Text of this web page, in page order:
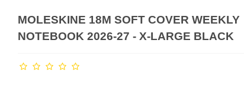
MOLESKINE 18M SOFT COVER WEEKLY
NOTEBOOK 2026-27 - X-LARGE BLACK